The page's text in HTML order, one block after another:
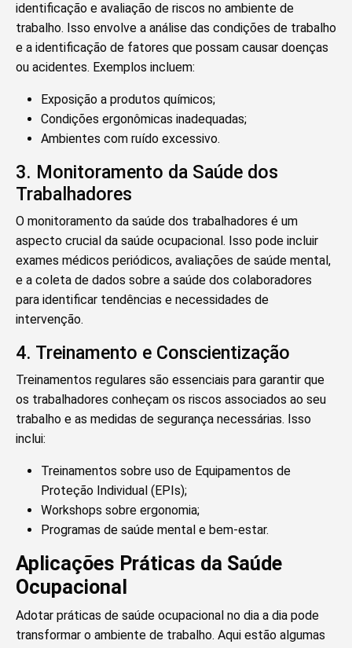
identificação e avaliação de riscos no ambiente de
trabalho. Isso envolve a análise das condições de trabalho
e a identificação de fatores que possam causar doenças
ou acidentes. Exemplos incluem:
Exposição a produtos químicos;
Condições ergonômicas inadequadas;
Ambientes com ruído excessivo.
3. Monitoramento da Saúde dos
Trabalhadores
O monitoramento da saúde dos trabalhadores é um
aspecto crucial da saúde ocupacional. Isso pode incluir
exames médicos periódicos, avaliações de saúde mental,
e a coleta de dados sobre a saúde dos colaboradores
para identificar tendências e necessidades de
intervenção.
4. Treinamento e Conscientização
Treinamentos regulares são essenciais para garantir que
os trabalhadores conheçam os riscos associados ao seu
trabalho e as medidas de segurança necessárias. Isso
inclui:
Treinamentos sobre uso de Equipamentos de
Proteção Individual (EPIs);
Workshops sobre ergonomia;
Programas de saúde mental e bem-estar.
Aplicações Práticas da Saúde
Ocupacional
Adotar práticas de saúde ocupacional no dia a dia pode
transformar o ambiente de trabalho. Aqui estão algumas